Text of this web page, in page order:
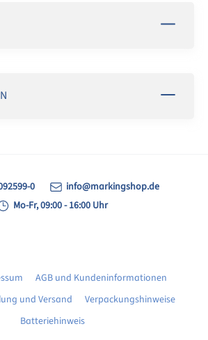
0
info@markingshop.de
Mo-Fr, 09:00 - 16:00 Uhr
AGB und Kundeninformationen
und Versand
Verpackungshinweise
Batteriehinweis